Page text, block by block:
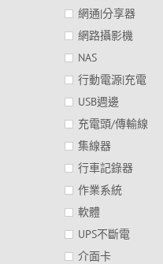
網通|分享器
網路攝影機
NAS
行動電源|充電
USB週邊
充電頭/傳輸線
集線器
行車記錄器
作業系統
軟體
UPS不斷電
介面卡